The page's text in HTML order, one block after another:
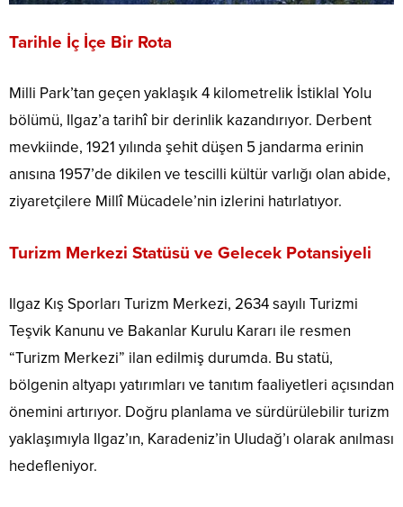
Tarihle İç İçe Bir Rota
Milli Park’tan geçen yaklaşık 4 kilometrelik İstiklal Yolu
bölümü, Ilgaz’a tarihî bir derinlik kazandırıyor. Derbent
mevkiinde, 1921 yılında şehit düşen 5 jandarma erinin
anısına 1957’de dikilen ve tescilli kültür varlığı olan abide,
ziyaretçilere Millî Mücadele’nin izlerini hatırlatıyor.
Turizm Merkezi Statüsü ve Gelecek Potansiyeli
Ilgaz Kış Sporları Turizm Merkezi, 2634 sayılı Turizmi
Teşvik Kanunu ve Bakanlar Kurulu Kararı ile resmen
“Turizm Merkezi” ilan edilmiş durumda. Bu statü,
bölgenin altyapı yatırımları ve tanıtım faaliyetleri açısından
önemini artırıyor. Doğru planlama ve sürdürülebilir turizm
yaklaşımıyla Ilgaz’ın, Karadeniz’in Uludağ’ı olarak anılması
hedefleniyor.